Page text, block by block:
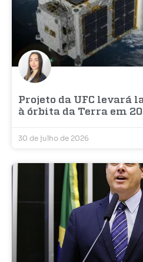
Projeto da UFC levará
à órbita da Terra em
30 de julho de 2026